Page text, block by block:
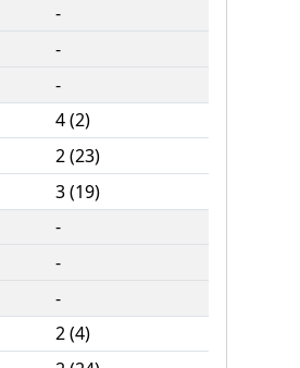
-
-
-
4 (2)
2 (23)
3 (19)
-
-
-
2 (4)